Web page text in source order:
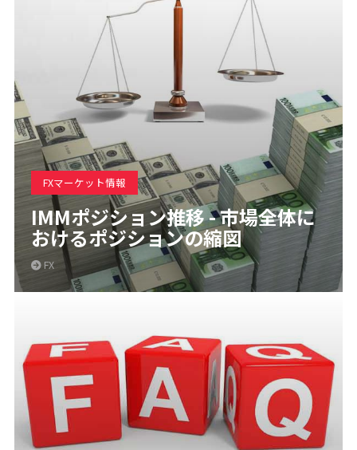
FXマーケット情報
IMMポジション推移 - 市場全体に
おけるポジションの縮図
FX